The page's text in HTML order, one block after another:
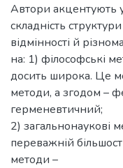
Автори акцентують
складність
відмінності й
на: 1) філософські
досить широка. Це
методи, а згодом –
герменевтичний;
2) загальнонаукові
переважній
методи –